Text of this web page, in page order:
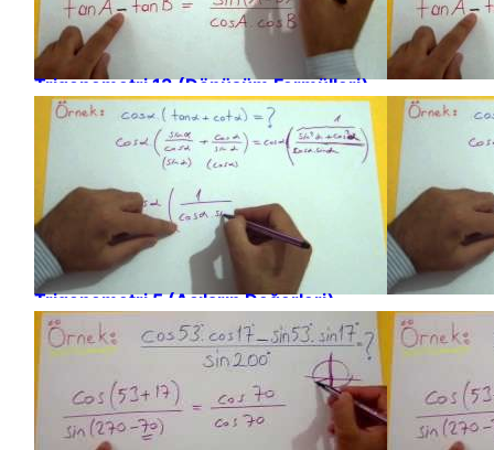
Trigonometri 13 (Dönüşüm Formülleri)
Trigonometri 5 (Açıların Değerleri)